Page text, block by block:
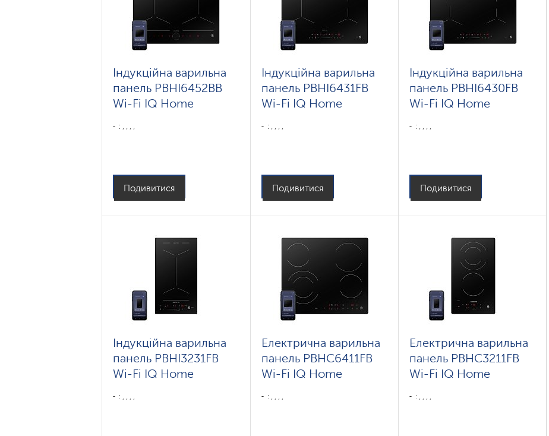
Індукційна варильна
панель PBHI6452BB
Wi-Fi IQ Home
: , , , ,
Подивитися
Індукційна варильна
панель PBHI6431FB
Wi-Fi IQ Home
: , , , ,
Подивитися
Індукційна варильна
панель PBHI6430FB
Wi-Fi IQ Home
: , , , ,
Подивитися
Індукційна варильна
панель PBHI3231FB
Wi-Fi IQ Home
: , , , ,
Електрична варильна
панель PBHC6411FB
Wi-Fi IQ Home
: , , , ,
Електрична варильна
панель PBHC3211FB
Wi-Fi IQ Home
: , , , ,